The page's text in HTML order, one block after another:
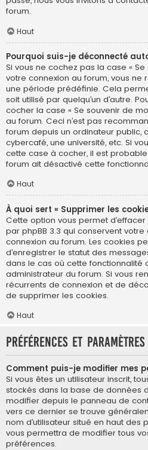
forum.
Haut
Pourquoi suis-je déconnecté
Si vous ne cochez pas la case «
votre connexion au forum, vous
une période prédéfinie. Cela
soit utilisé par quelqu’un d’autre.
cocher la case « Se souvenir de
au forum. Ceci n’est pas
forum depuis un ordinateur public,
cybercafé, une université, etc. Si
cette case à cocher, il est probable
forum ait désactivé cette
Haut
À quoi sert « Supprimer les
Cette option vous permet
par phpBB 3.3 qui conservent
connexion au forum. Les cookies
d’enregistrer le statut des
dans le cas où cette fonctionnalité
administrateur du forum. Si vous
récurrents de connexion et de
de supprimer les cookies.
Haut
Préférences et
Comment puis-je modifier mes
Si vous êtes un utilisateur inscrit,
stockés dans la base de données
modifier depuis le panneau de
vers ce dernier se trouve
nom d’utilisateur situé en haut des
vous permettra de modifier tous
préférences.